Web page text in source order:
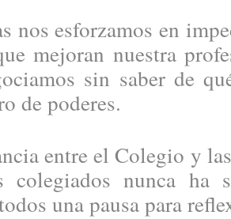
esforzamos en
mejoran nuestra
sin saber de
de poderes.
entre el Colegio y
nunca ha
una pausa para